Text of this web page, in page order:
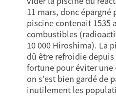
11 mars, donc épargné
piscine contenait 1535
combustibles
10 000 Hiroshima). La
dû être refroidie depuis
fortune pour éviter une
on s’est bien gardé de
inutilement les